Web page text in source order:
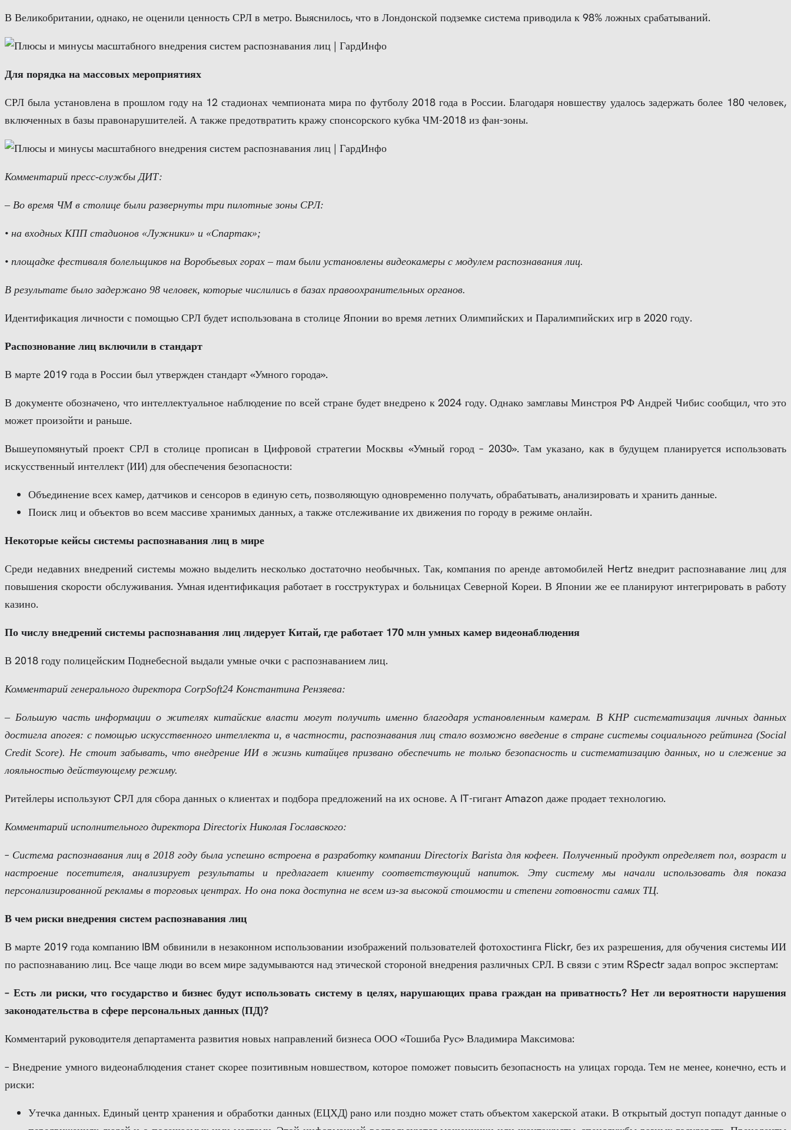
В Великобритании, однако, не оценили ценность СРЛ в метро. Выяснилось, что в Лондонской подземке система приводила к 98% ложных срабатываний.
Для порядка на массовых мероприятиях
СРЛ была установлена в прошлом году на 12 стадионах чемпионата мира по футболу 2018 года в России. Благодаря новшеству удалось задержать более 180 человек,
включенных в базы правонарушителей. А также предотвратить кражу спонсорского кубка ЧМ-2018 из фан-зоны.
Комментарий пресс-службы ДИТ:
– Во время ЧМ в столице были развернуты три пилотные зоны СРЛ:
• на входных КПП стадионов «Лужники» и «Спартак»;
• площадке фестиваля болельщиков на Воробьевых горах – там были установлены видеокамеры с модулем распознавания лиц.
В результате было задержано 98 человек, которые числились в базах правоохранительных органов.
Идентификация личности с помощью СРЛ будет использована в столице Японии во время летних Олимпийских и Паралимпийских игр в 2020 году.
Распознование лиц включили в стандарт
В марте 2019 года в России был утвержден стандарт «Умного города».
В документе обозначено, что интеллектуальное наблюдение по всей стране будет внедрено к 2024 году. Однако замглавы Минстроя РФ Андрей Чибис сообщил, что это
может произойти и раньше.
Вышеупомянутый проект СРЛ в столице прописан в Цифровой стратегии Москвы «Умный город – 2030». Там указано, как в будущем планируется использовать
искусственный интеллект (ИИ) для обеспечения безопасности:
Объединение всех камер, датчиков и сенсоров в единую сеть, позволяющую одновременно получать, обрабатывать, анализировать и хранить данные.
Поиск лиц и объектов во всем массиве хранимых данных, а также отслеживание их движения по городу в режиме онлайн.
Некоторые кейсы системы распознавания лиц в мире
Среди недавних внедрений системы можно выделить несколько достаточно необычных. Так, компания по аренде автомобилей Hertz внедрит распознавание лиц для
повышения скорости обслуживания. Умная идентификация работает в госструктурах и больницах Северной Кореи. В Японии же ее планируют интегрировать в работу
казино.
По числу внедрений системы распознавания лиц лидерует Китай, где работает 170 млн умных камер видеонаблюдения
В 2018 году полицейским Поднебесной выдали умные очки с распознаванием лиц.
Комментарий генерального директора CorpSoft24 Константина Рензяева:
– Большую часть информации о жителях китайские власти могут получить именно благодаря установленным камерам. В КНР систематизация личных данных
достигла апогея: с помощью искусственного интеллекта и, в частности, распознавания лиц стало возможно введение в стране системы социального рейтинга (Social
Credit Score). Не стоит забывать, что внедрение ИИ в жизнь китайцев призвано обеспечить не только безопасность и систематизацию данных, но и слежение за
лояльностью действующему режиму.
Ритейлеры используют CРЛ для сбора данных о клиентах и подбора предложений на их основе. А IT-гигант Amazon даже продает технологию.
Комментарий исполнительного директора Directorix Николая Гославского:
– Система распознавания лиц в 2018 году была успешно встроена в разработку компании Directorix Barista для кофеен. Полученный продукт определяет пол, возраст и
настроение посетителя, анализирует результаты и предлагает клиенту соответствующий напиток. Эту систему мы начали использовать для показа
персонализированной рекламы в торговых центрах. Но она пока доступна не всем из-за высокой стоимости и степени готовности самих ТЦ.
В чем риски внедрения систем распознавания лиц
В марте 2019 года компанию IBM обвинили в незаконном использовании изображений пользователей фотохостинга Flickr, без их разрешения, для обучения системы ИИ
по распознаванию лиц. Все чаще люди во всем мире задумываются над этической стороной внедрения различных СРЛ. В связи с этим RSpectr задал вопрос экспертам:
– Есть ли риски, что государство и бизнес будут использовать систему в целях, нарушающих права граждан на приватность? Нет ли вероятности нарушения
законодательства в сфере персональных данных (ПД)?
Комментарий руководителя департамента развития новых направлений бизнеса ООО «Тошиба Рус» Владимира Максимова:
– Внедрение умного видеонаблюдения станет скорее позитивным новшеством, которое поможет повысить безопасность на улицах города. Тем не менее, конечно, есть и
риски:
Утечка данных. Единый центр хранения и обработки данных (ЕЦХД) рано или поздно может стать объектом хакерской атаки. В открытый доступ попадут данные о